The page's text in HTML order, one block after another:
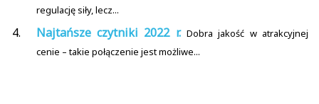
regulację siły, lecz...
Najtańsze czytniki 2022 r. Dobra jakość w atrakcyjnej
cenie – takie połączenie jest możliwe...